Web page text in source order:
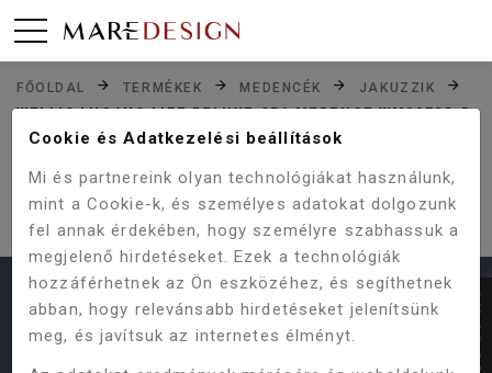
FŐOLDAL TERMÉKEK MEDENCÉK
JAKUZZIK
WELLIS LUGANO LIFE DELUXE SPA MEDENCE WM00723-D
SAJNOS NINCS ILYEN TERMÉKÜNK,
VAGY MÁR KORÁBBAN MEGSZŰNT.
HASZNOS LINKEK
Cookie és Adatkezelési beállítások
Mi és partnereink olyan technológiákat használunk,
mint a Cookie-k, és személyes adatokat dolgozunk
fel annak érdekében, hogy személyre szabhassuk a
megjelenő hirdetéseket. Ezek a technológiák
hozzáférhetnek az Ön eszközéhez, és segíthetnek
abban, hogy relevánsabb hirdetéseket jelenítsünk
meg, és javítsuk az internetes élményt.